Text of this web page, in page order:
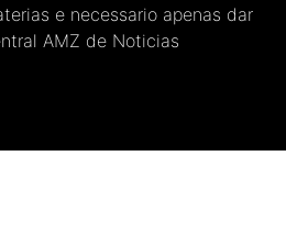
e necessario apenas dar
AMZ de Noticias